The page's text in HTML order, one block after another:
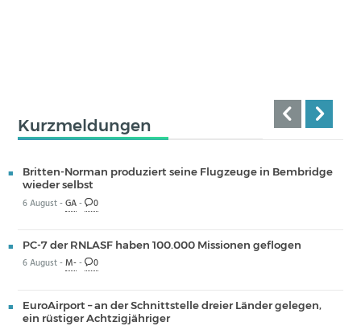
Kurzmeldungen
Britten-Norman produziert seine Flugzeuge in Bembridge
wieder selbst
6 August -GA- 0
PC-7 der RNLASF haben 100.000 Missionen geflogen
6 August -M-- 0
EuroAirport – an der Schnittstelle dreier Länder gelegen,
ein rüstiger Achtzigjähriger